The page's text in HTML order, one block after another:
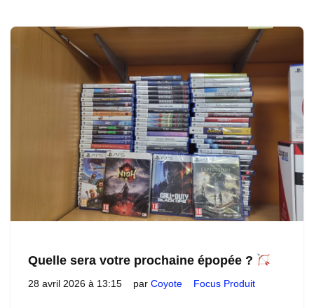
Quelle sera votre prochaine épopée ?
28 avril 2026 à 13:15 par Coyote Focus Produit